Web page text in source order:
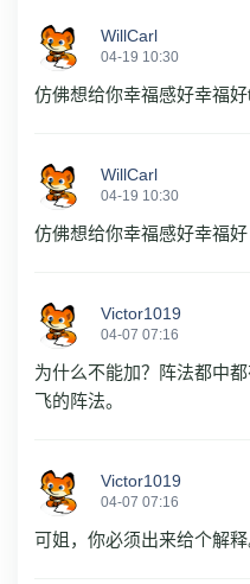
WillCarl
04-19 10:30
仿佛想给你幸福感好幸福好
WillCarl
04-19 10:30
仿佛想给你幸福感好幸福好
Victor1019
04-07 07:16
为什么不能加？阵法都中
飞的阵法。
Victor1019
04-07 07:16
可姐，你必须出来给个解释